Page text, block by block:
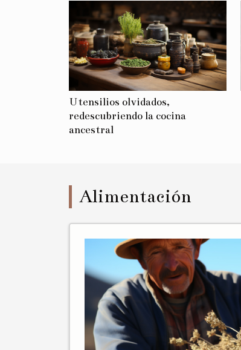
Utensilios olvidados,
redescubriendo la cocina
ancestral
Alimentación